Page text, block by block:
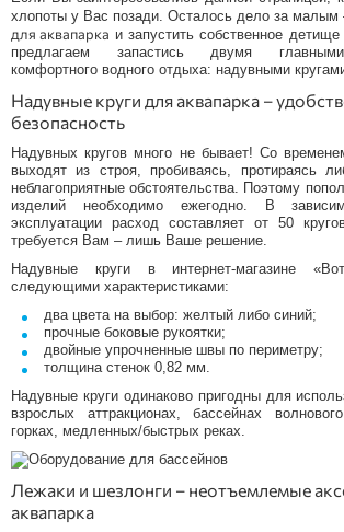
хлопоты у Вас позади. Осталось дело за малым
для аквапарка и запустить собственное
предлагаем запастись двумя
комфортного водного отдыха: надувными
Надувные круги для аквапарка –
безопасность
Надувных кругов много не бывает! Со
выходят из строя, пробиваясь, протираясь
неблагоприятные обстоятельства. Поэтому
изделий необходимо ежегодно. В
эксплуатации расход составляет от 50
требуется Вам – лишь Ваше решение.
Надувные круги в интернет-магазине
следующими характеристиками:
два цвета на выбор: желтый либо синий;
прочные боковые рукоятки;
двойные упрочненные швы по периметру;
толщина стенок 0,82 мм.
Надувные круги одинаково пригодны для
взрослых аттракционах, бассейнах
горках, медленных/быстрых реках.
Лежаки и шезлонги – неотъемлемые
аквапарка